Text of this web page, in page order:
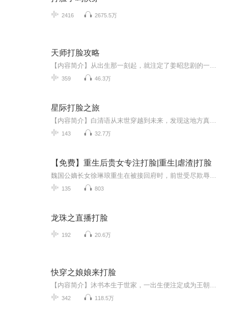
2416 2675.5万
天师打脸攻略
359 46.3万
星际打脸之旅
143 32.7万
【免费】重生后贵女专注打脸|重生|虐渣|打脸
135 803
龙珠之直播打脸
192 20.6万
快穿之娘娘来打脸
342 118.5万